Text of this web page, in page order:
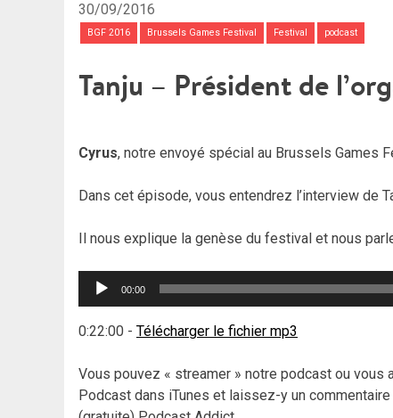
30/09/2016
BGF 2016 Brussels Games Festival Festival podcast
Tanju – Président de
Cyrus, notre envoyé spécial au Brussels Games
Dans cet épisode, vous entendrez l’interview de
Il nous explique la genèse du festival et nous
Lecteur
00:00
0:22:00 - Télécharger le fichier mp3
Vous pouvez « streamer » notre podcast ou vous
Podcast dans iTunes et laissez-y un